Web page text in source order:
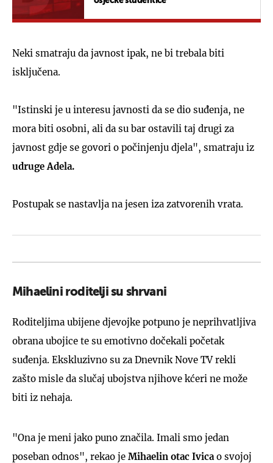
Neki smatraju da javnost ipak, ne bi trebala biti
isključena.
"Istinski je u interesu javnosti da se dio suđenja, ne
mora biti osobni, ali da su bar ostavili taj drugi za
javnost gdje se govori o počinjenju djela", smatraju iz
udruge Adela.
Postupak se nastavlja na jesen iza zatvorenih vrata.
Mihaelini roditelji su shrvani
Roditeljima ubijene djevojke potpuno je neprihvatljiva
obrana ubojice te su emotivno dočekali početak
suđenja. Ekskluzivno su za Dnevnik Nove TV rekli
zašto misle da slučaj ubojstva njihove kćeri ne može
biti iz nehaja.
"Ona je meni jako puno značila. Imali smo jedan
poseban odnos", rekao je Mihaelin otac Ivica o svojoj